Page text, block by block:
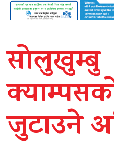
सोलुखुम्बु
जुटाउने